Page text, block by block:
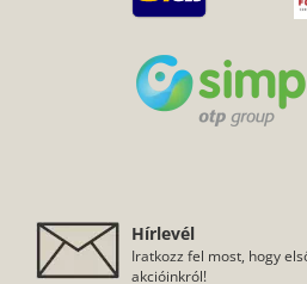
Hírlevél
Iratkozz fel most, hogy
akcióinkról!